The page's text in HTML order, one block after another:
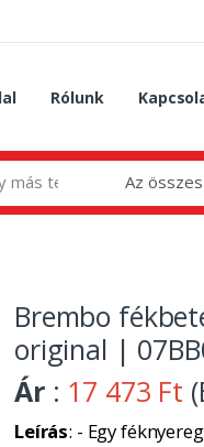
Rólunk
Az
Brembo
original |
Ár : 17 473 Ft
Leírás: - Egy